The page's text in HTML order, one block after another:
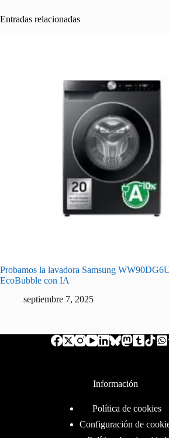
Entradas relacionadas
Probamos la lavadora Samsung
EcoBubble con IA
septiembre 7, 2025
Información
Política de cookies
Configuración de